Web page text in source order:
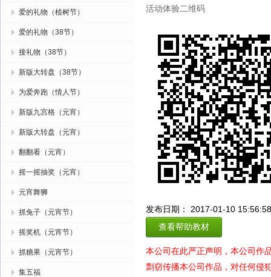
爱的礼物（植树节）
爱的礼物（38节）
接礼物（38节）
新版大转盘（38节）
为爱奔跑（情人节）
新版九宫格（元宵）
新版大转盘（元宵）
翻翻看（元宵）
摇一摇抽奖（元宵）
元宵舞狮
抓兔子（元宵节）
摇奖机（元宵节）
抓糖果（元宵节）
集五福
活动体验二维码
发布日期： 2017-01-10 15:56:58
查看帮助教材
本公司在此严正声明，本公司作
剽窃传播本公司作品，对任何侵